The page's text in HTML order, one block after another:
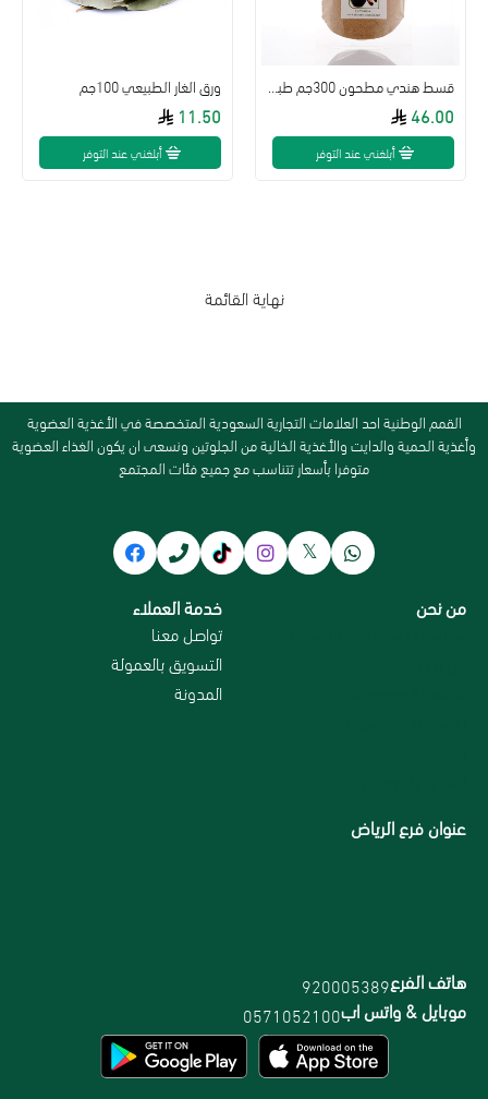
46.00
أبلغني عند التوفر
ورق الغار الطبيعي 100جم
11.50
أبلغني عند التوفر
نهاية القائمة
القمم الوطنية احد العلامات التجارية السعودية المتخصصة في الأغذية العضوية
وأغذية الحمية والدايت والأغذية الخالية من الجلوتين ونسعى ان يكون الغذاء العضوية
متوفرا بأسعار تتناسب مع جميع فئات المجتمع
من نحن خدمة العملاء
تواصل معنا
التسويق بالعمولة
المدونة
عنوان فرع الرياض
هاتف الفرع920005389
موبايل & واتس اب0571052100